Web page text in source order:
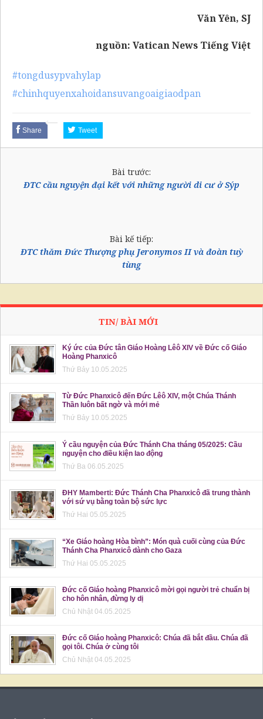
Văn Yên, SJ
nguồn: Vatican News Tiếng Việt
#tongdusypvahylap
#chinhquyenxahoidansuvangoaigiaodpan
Share Tweet
Bài trước:
ĐTC cầu nguyện đại kết với những người di cư ở Sýp
Bài kế tiếp:
ĐTC thăm Đức Thượng phụ Jeronymos II và đoàn tuỳ
tùng
TIN/ BÀI MỚI
Ký ức của Đức tân Giáo Hoàng Lêô XIV về Đức cố Giáo
Hoàng Phanxicô
Thứ Bảy 10.05.2025
Từ Đức Phanxicô đến Đức Lêô XIV, một Chúa Thánh
Thần luôn bất ngờ và mới mẻ
Thứ Bảy 10.05.2025
Ý cầu nguyện của Đức Thánh Cha tháng 05/2025: Cầu
nguyện cho điều kiện lao động
Thứ Ba 06.05.2025
ĐHY Mamberti: Đức Thánh Cha Phanxicô đã trung thành
với sứ vụ bằng toàn bộ sức lực
Thứ Hai 05.05.2025
“Xe Giáo hoàng Hòa bình”: Món quà cuối cùng của Đức
Thánh Cha Phanxicô dành cho Gaza
Thứ Hai 05.05.2025
Đức cố Giáo hoàng Phanxicô mời gọi người trẻ chuẩn bị
cho hôn nhân, đừng ly dị
Chủ Nhật 04.05.2025
Đức cố Giáo hoàng Phanxicô: Chúa đã bắt đầu. Chúa đã
gọi tôi. Chúa ở cùng tôi
Chủ Nhật 04.05.2025